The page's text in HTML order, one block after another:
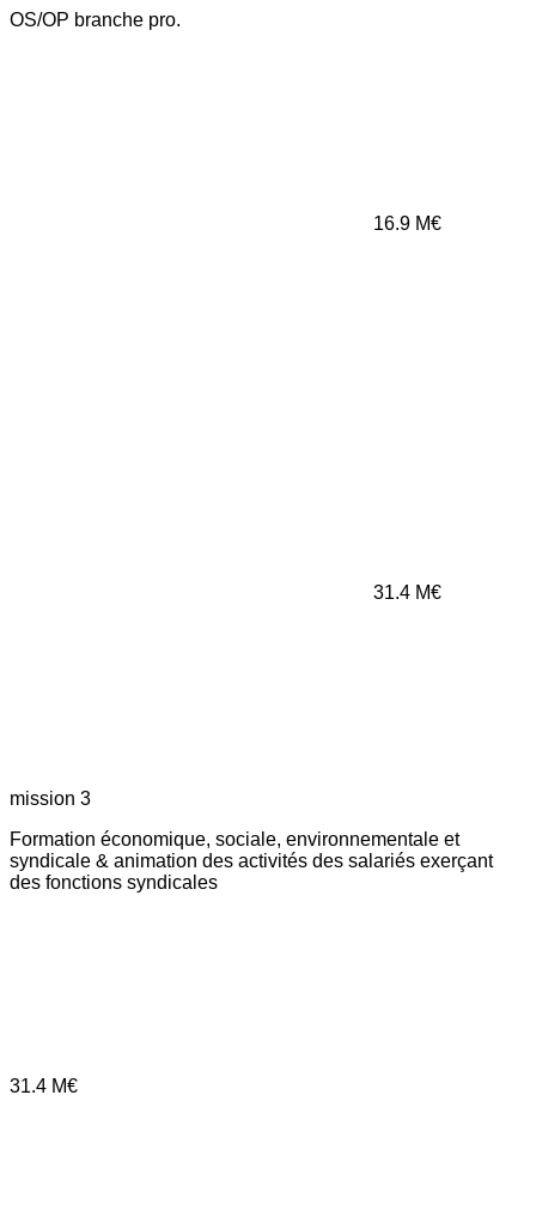
OS/OP branche pro.
16.9 M€
31.4 M€
mission 3
Formation économique, sociale, environnementale et
syndicale & animation des activités des salariés exerçant
des fonctions syndicales
31.4 M€